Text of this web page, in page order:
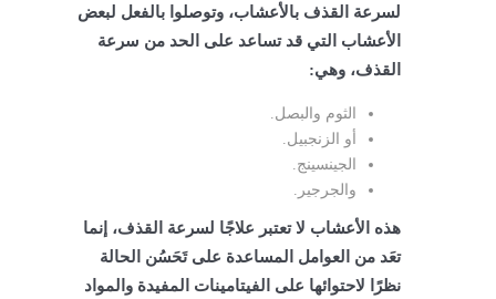
لسرعة القذف بالأعشاب، وتوصلوا بالفعل لبعض
الأعشاب التي قد تساعد على الحد من سرعة
القذف، وهي:
الثوم والبصل.
أو الزنجبيل.
الجينسينج.
والجرجير.
هذه الأعشاب لا تعتبر علاجًا لسرعة القذف، إنما
تعَد من العوامل المساعدة على تَحَسُن الحالة
نظرًا لاحتوائها على الفيتامينات المفيدة والمواد